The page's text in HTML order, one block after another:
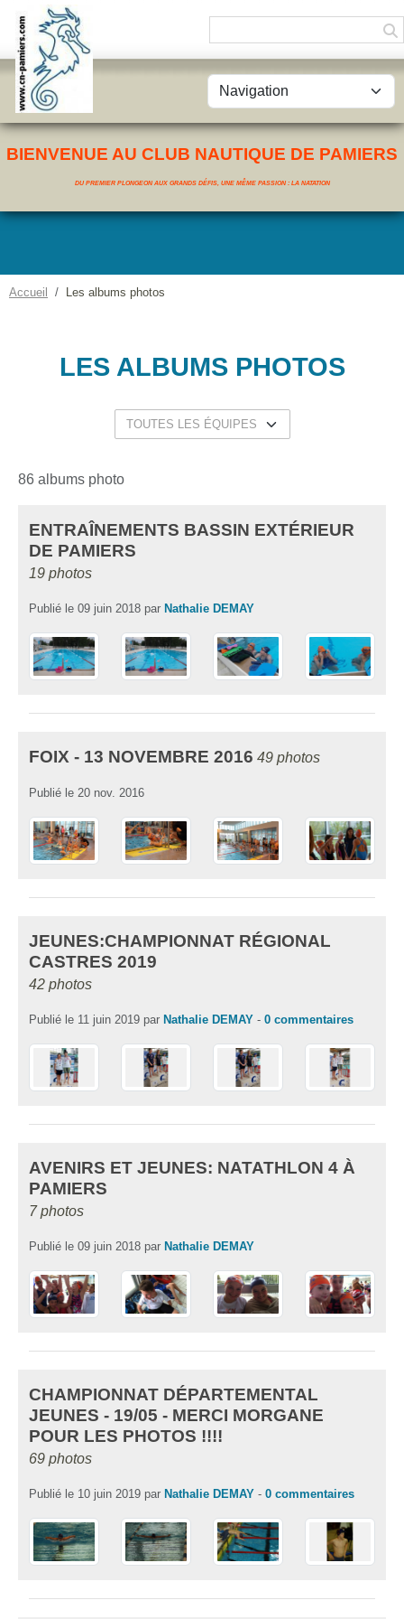
BIENVENUE AU CLUB NAUTIQUE DE PAMIERS
DU PREMIER PLONGEON AUX GRANDS DÉFIS, UNE MÊME PASSION : LA NATATION
Accueil Les albums photos
LES ALBUMS PHOTOS
86 albums photo
ENTRAÎNEMENTS BASSIN EXTÉRIEUR
DE PAMIERS
19 photos
Publié le 09 juin 2018 par Nathalie DEMAY
FOIX - 13 NOVEMBRE 2016 49 photos
Publié le 20 nov. 2016
JEUNES:CHAMPIONNAT RÉGIONAL
CASTRES 2019
42 photos
Publié le 11 juin 2019 par Nathalie DEMAY - 0 commentaires
AVENIRS ET JEUNES: NATATHLON 4 À
PAMIERS
7 photos
Publié le 09 juin 2018 par Nathalie DEMAY
CHAMPIONNAT DÉPARTEMENTAL
JEUNES - 19/05 - MERCI MORGANE
POUR LES PHOTOS !!!!
69 photos
Publié le 10 juin 2019 par Nathalie DEMAY - 0 commentaires
Panneau de gestion des cookies